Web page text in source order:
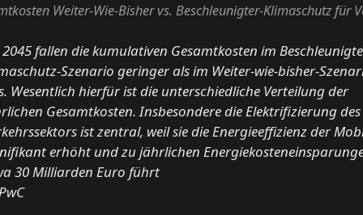
Weiter-Wie-Bisher vs. Beschleunigter-Klimaschutz für
2045 fallen die kumulativen Gesamtkosten im
Szenario geringer als im Weiter-wie-bisher-
Wesentlich hierfür ist die unterschiedliche Verteilung der
Gesamtkosten. Insbesondere die Elektrifizierung des
ist zentral, weil sie die Energieeffizienz der
erhöht und zu jährlichen
30 Milliarden Euro führt